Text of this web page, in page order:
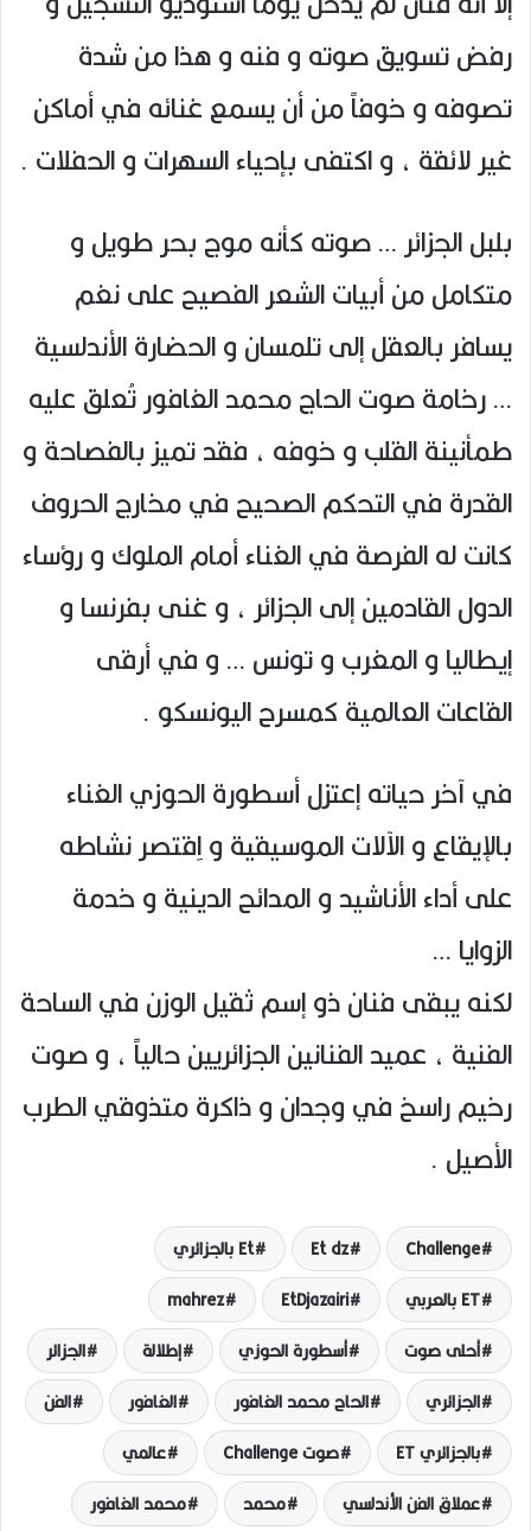
رفض تسويق صوته و فنه و هذا من شدة
تصوفه و خوفاً من أن يسمع غنائه في أماكن
غير لائقة ، و اكتفى بإحياء السهرات و الحفلات .
بلبل الجزائر … صوته كأنه موج بحر طويل و
متكامل من أبيات الشعر الفصيح على نغم
يسافر بالعقل إلى تلمسان و الحضارة الأندلسية
… رخامة صوت الحاج محمد الغافور تُعلق عليه
طمأنينة القلب و خوفه ، فقد تميز بالفصاحة و
القدرة في التحكم الصحيح في مخارج الحروف
كانت له الفرصة في الغناء أمام الملوك و رؤساء
الدول القادمين إلى الجزائر ، و غنى بفرنسا و
إيطاليا و المغرب و تونس … و في أرقى
القاعات العالمية كمسرح اليونسكو .
في آخر حياته إعتزل أسطورة الحوزي الغناء
بالإيقاع و الآلات الموسيقية و اِقتصر نشاطه
على أداء الأناشيد و المدائح الدينية و خدمة
الزوايا …
لكنه يبقى فنان ذو إسم ثقيل الوزن في الساحة
الفنية ، عميد الفنانين الجزائريين حالياً ، و صوت
رخيم راسخ في وجدان و ذاكرة متذوقي الطرب
الأصيل .
Challenge
Et dz
Et بالجزائري
ET بالعربي
EtDjazairi
mahrez
أحلى صوت
أسطورة الحوزي إطلالة
الجزائر
الجزائري
الحاج محمد الغافور الغافور
الفن
بالجزائري ET
صوت Challenge
عالمي
عملاق الفن الأندلسي
محمد
محمد الغافور